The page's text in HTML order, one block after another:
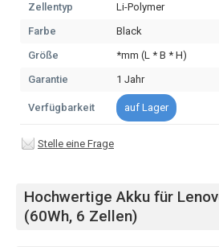
Zellentyp
Li-Polymer
Farbe
Black
Größe
*mm (L * B * H)
Garantie
1 Jahr
Verfügbarkeit auf Lager
Stelle eine Frage
Hochwertige Akku für
(60Wh, 6 Zellen)